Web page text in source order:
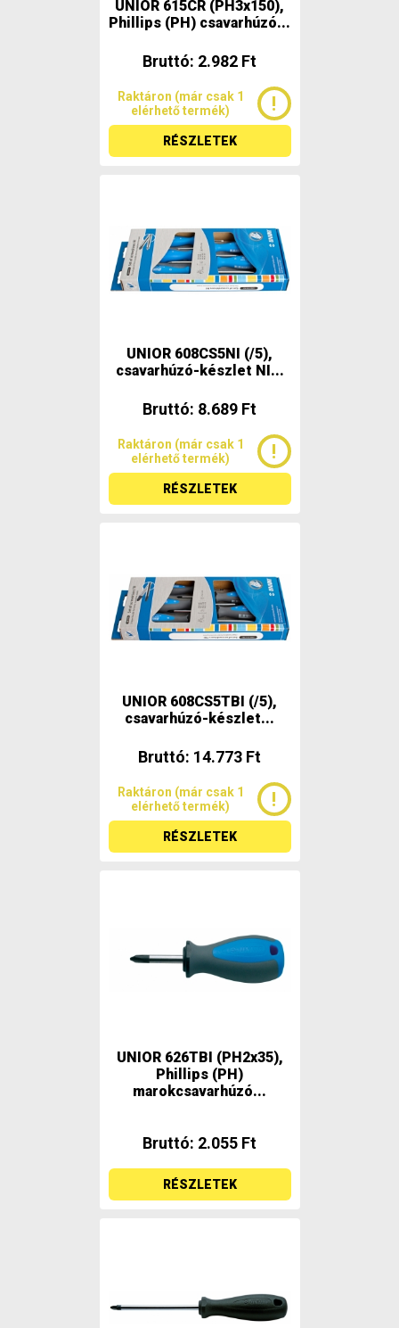
UNIOR 615CR (PH3x150),
Phillips (PH) csavarhúzó...
Bruttó: 2.982 Ft
Raktáron (már csak 1
elérhető termék)
RÉSZLETEK
UNIOR 608CS5NI (/5),
csavarhúzó-készlet NI...
Bruttó: 8.689 Ft
Raktáron (már csak 1
elérhető termék)
RÉSZLETEK
UNIOR 608CS5TBI (/5),
csavarhúzó-készlet...
Bruttó: 14.773 Ft
Raktáron (már csak 1
elérhető termék)
RÉSZLETEK
UNIOR 626TBI (PH2x35),
Phillips (PH)
marokcsavarhúzó...
Bruttó: 2.055 Ft
RÉSZLETEK